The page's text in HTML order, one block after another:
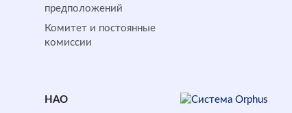
предположений
Комитет и постоянные
комиссии
НАО